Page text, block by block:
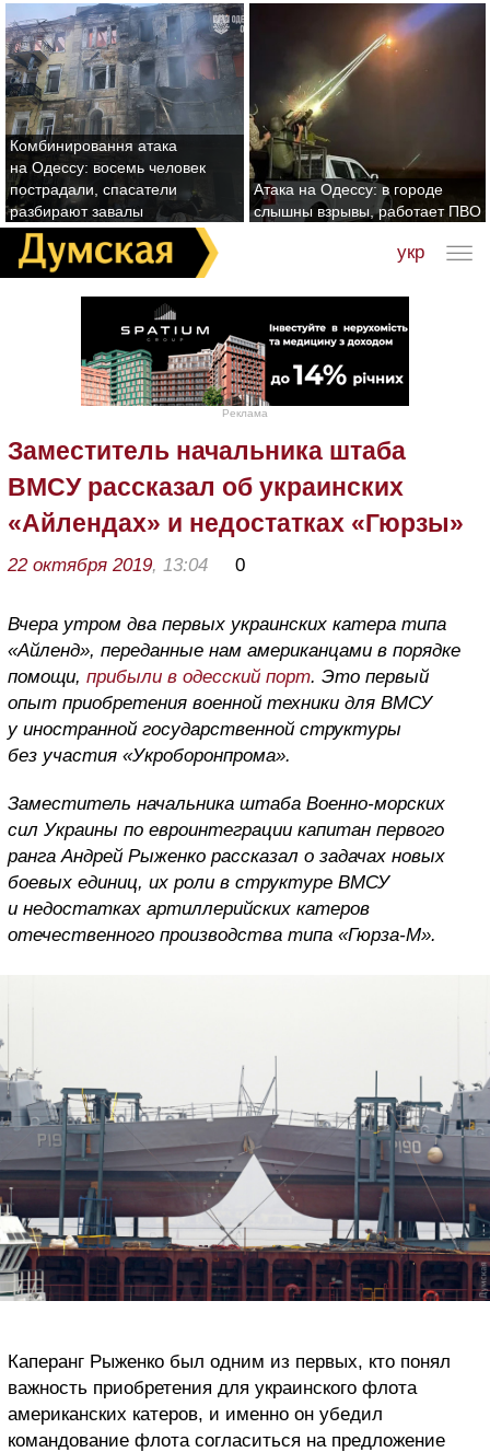
Комбинировання атака
на Одессу: восемь человек
пострадали, спасатели
разбирают завалы
Атака на Одессу: в городе
слышны взрывы, работает ПВО
укр
Реклама
Заместитель начальника штаба
ВМСУ рассказал об украинских
«Айлендах» и недостатках «Гюрзы»
22 октября 2019, 13:04 0
Вчера утром два первых украинских катера типа
«Айленд», переданные нам американцами в порядке
помощи, прибыли в одесский порт. Это первый
опыт приобретения военной техники для ВМСУ
у иностранной государственной структуры
без участия «Укроборонпрома».
Заместитель начальника штаба Военно-морских
сил Украины по евроинтеграции капитан первого
ранга Андрей Рыженко рассказал о задачах новых
боевых единиц, их роли в структуре ВМСУ
и недостатках артиллерийских катеров
отечественного производства типа «Гюрза-М».
Каперанг Рыженко был одним из первых, кто понял
важность приобретения для украинского флота
американских катеров, и именно он убедил
командование флота согласиться на предложение